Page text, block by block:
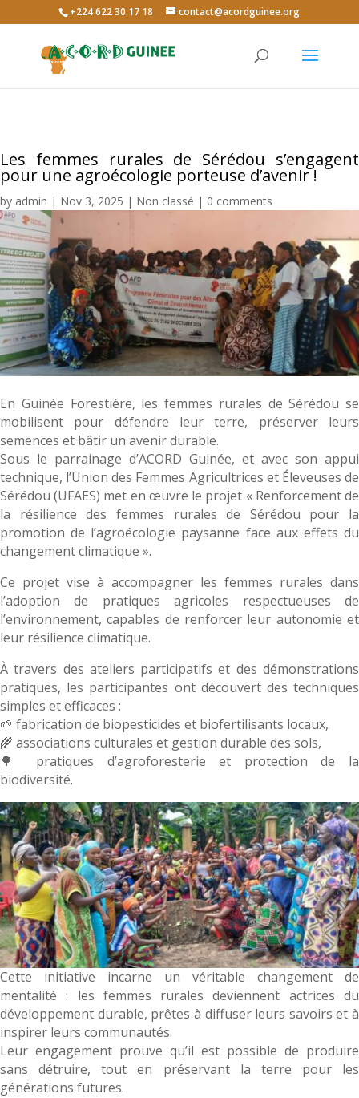
+224 622 30 17 18 contact@acordguinee.org
Les femmes rurales de Sérédou s’engagent
pour une agroécologie porteuse d’avenir !
by admin | Nov 3, 2025 | Non classé | 0 comments
En Guinée Forestière, les femmes rurales de Sérédou se
mobilisent pour défendre leur terre, préserver leurs
semences et bâtir un avenir durable.
Sous le parrainage d’ACORD Guinée, et avec son appui
technique, l’Union des Femmes Agricultrices et Éleveuses de
Sérédou (UFAES) met en œuvre le projet « Renforcement de
la résilience des femmes rurales de Sérédou pour la
promotion de l’agroécologie paysanne face aux effets du
changement climatique ».
Ce projet vise à accompagner les femmes rurales dans
l’adoption de pratiques agricoles respectueuses de
l’environnement, capables de renforcer leur autonomie et
leur résilience climatique.
À travers des ateliers participatifs et des démonstrations
pratiques, les participantes ont découvert des techniques
simples et efficaces :
🌱 fabrication de biopesticides et biofertilisants locaux,
🌾 associations culturales et gestion durable des sols,
🌳 pratiques d’agroforesterie et protection de la
biodiversité.
Cette initiative incarne un véritable changement de
mentalité : les femmes rurales deviennent actrices du
développement durable, prêtes à diffuser leurs savoirs et à
inspirer leurs communautés.
Leur engagement prouve qu’il est possible de produire
sans détruire, tout en préservant la terre pour les
générations futures.